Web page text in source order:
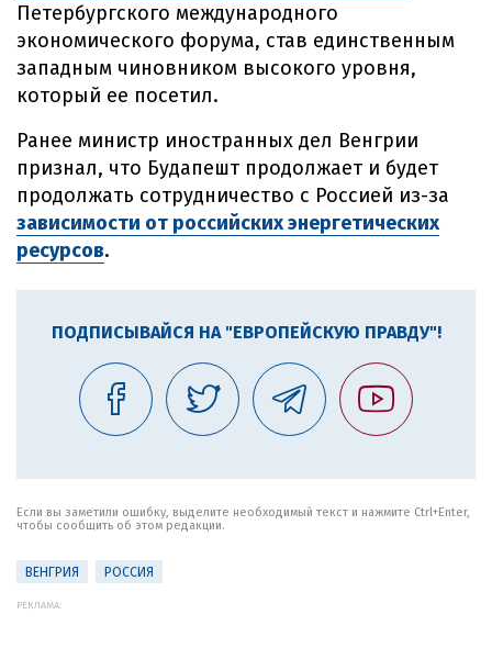
Петербургского международного
экономического форума, став единственным
западным чиновником высокого уровня,
который ее посетил.
Ранее министр иностранных дел Венгрии
признал, что Будапешт продолжает и будет
продолжать сотрудничество с Россией из-за
зависимости от российских энергетических
ресурсов.
ПОДПИСЫВАЙСЯ НА "ЕВРОПЕЙСКУЮ ПРАВДУ"!
Если вы заметили ошибку, выделите необходимый текст и нажмите Ctrl+Enter,
чтобы сообщить об этом редакции.
ВЕНГРИЯ РОССИЯ
РЕКЛАМА: